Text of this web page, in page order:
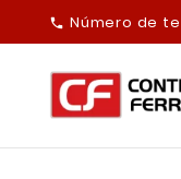
 Número de